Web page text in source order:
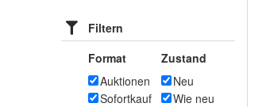
Filtern
Format
Auktionen
Sofortkauf
Zustand
Neu
Wie neu